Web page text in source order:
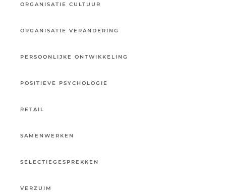
ORGANISATIE CULTUUR
ORGANISATIE VERANDERING
PERSOONLIJKE ONTWIKKELING
POSITIEVE PSYCHOLOGIE
RETAIL
SAMENWERKEN
SELECTIEGESPREKKEN
VERZUIM